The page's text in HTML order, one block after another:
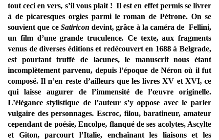
tout ceci en vers, s’il vous plait ! Il est en effet permis se livrer
à de picaresques orgies parmi le roman de Pétrone. On se
souvient que ce Satiricon devint, grâce à la caméra de Fellini,
un film d’une grande truculence. Ce texte, aux fragments
venus de diverses éditions et redécouvert en 1688 à Belgrade,
est pourtant truffé de lacunes, le manuscrit nous étant
incomplètement parvenu, depuis l’époque de Néron où il fut
composé. Il n’en reste d’ailleurs que les livres XV et XVI, ce
qui laisse augurer de l’immensité de l’œuvre originelle.
L’élégance stylistique de l’auteur s’y oppose avec le parler
vulgaire des personnages. Escroc, filou, baratineur, amateur
cependant de poésie, Encolpe, flanqué de ses acolytes, Ascylte
et Giton, parcourt l’Italie, enchaînant les liaisons et les